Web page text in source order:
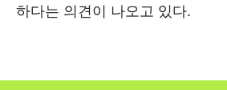
하다는 의견이 나오고 있다.